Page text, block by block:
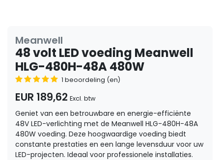
Meanwell
48 volt LED voeding Meanwell
HLG-480H-48A 480W
1 beoordeling (en)
EUR 189,62 Excl. btw
Geniet van een betrouwbare en energie-efficiënte
48V LED-verlichting met de Meanwell HLG-480H-48A
480W voeding. Deze hoogwaardige voeding biedt
constante prestaties en een lange levensduur voor uw
LED-projecten. Ideaal voor professionele installaties.